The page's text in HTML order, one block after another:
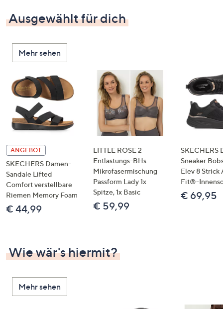
Ausgewählt für dich
Mehr sehen
ANGEBOT
SKECHERS Damen-
Sandale Lifted
Comfort verstellbare
Riemen Memory Foam
€ 44,99
LITTLE ROSE 2
Entlastungs-BHs
Mikrofasermischung
Passform Lady 1x
Spitze, 1x Basic
€ 59,99
SKECHERS
Sneaker
Elev 8 Strick
Fit®-
€ 69,95
Wie wär's hiermit?
Mehr sehen